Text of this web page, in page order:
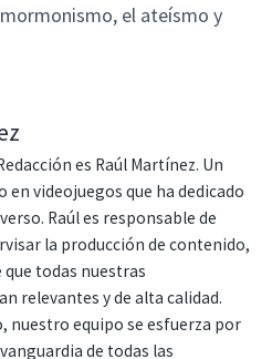
el ateísmo y
es Raúl Martínez. Un
en videojuegos que ha dedicado
Raúl es responsable de
la producción de contenido,
que todas nuestras
relevantes y de alta calidad.
nuestro equipo se esfuerza por
de todas las